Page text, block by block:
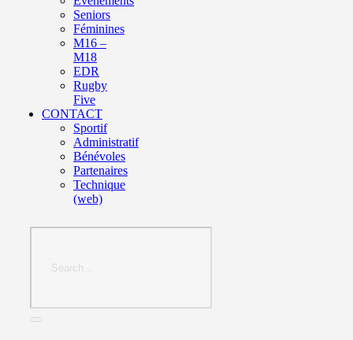
Seniors
Féminines
M16 –
M18
EDR
Rugby
Five
CONTACT
Sportif
Administratif
Bénévoles
Partenaires
Technique
(web)